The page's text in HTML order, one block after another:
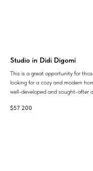
Studio in Didi Digomi
This is a great opportunity for
looking for a cozy and modern
well-developed and sought-after
$57 200